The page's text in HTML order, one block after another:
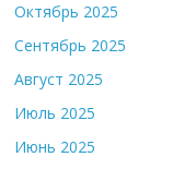
Октябрь 2025
Сентябрь 2025
Август 2025
Июль 2025
Июнь 2025